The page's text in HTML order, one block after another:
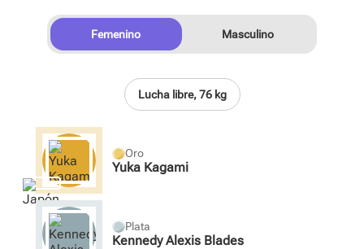
Femenino Masculino
Oro
Yuka Kagami
Plata
Kennedy Alexis Blades